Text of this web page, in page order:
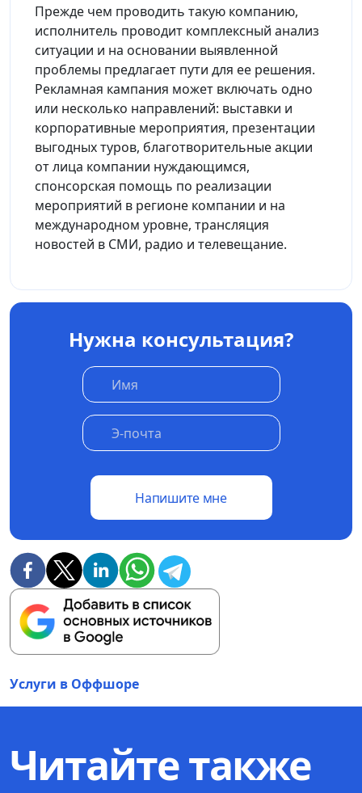
Прежде чем проводить такую компанию,
исполнитель проводит комплексный анализ
ситуации и на основании выявленной
проблемы предлагает пути для ее решения.
Рекламная кампания может включать одно
или несколько направлений: выставки и
корпоративные мероприятия, презентации
выгодных туров, благотворительные акции
от лица компании нуждающимся,
спонсорская помощь по реализации
мероприятий в регионе компании и на
международном уровне, трансляция
новостей в СМИ, радио и телевещание.
Нужна консультация?
Напишите мне
Услуги в Оффшоре
Читайте также